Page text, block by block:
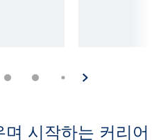
시작하는 커리어